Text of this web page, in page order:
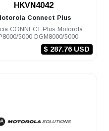
HKVN4042
Connect Plus
CONNECT Plus Motorola
5000 DGM8000/5000
$ 287.76 USD